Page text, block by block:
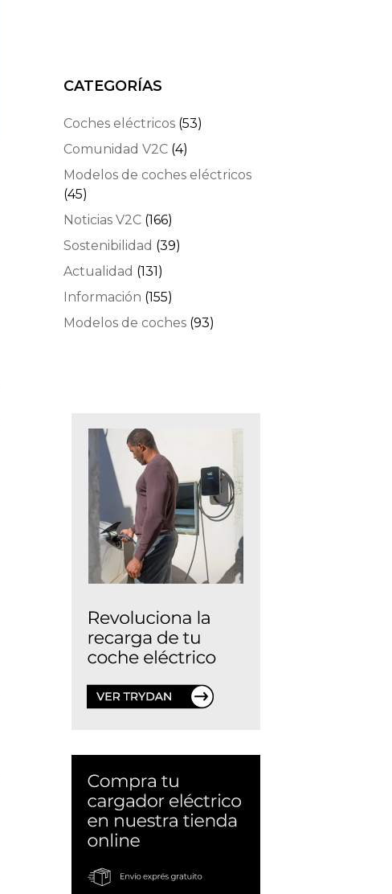
CATEGORÍAS
Coches eléctricos (53)
Comunidad V2C (4)
Modelos de coches eléctricos
(45)
Noticias V2C (166)
Sostenibilidad (39)
Actualidad (131)
Información (155)
Modelos de coches (93)